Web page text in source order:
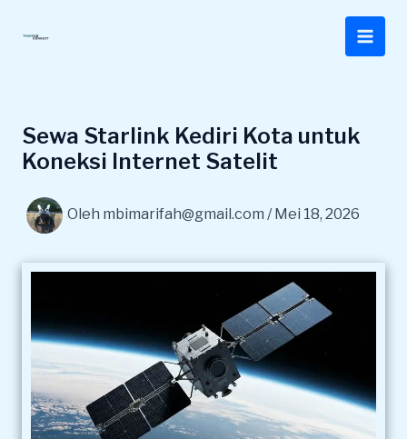
Sewa Starlink Kediri Kota untuk
Koneksi Internet Satelit
Oleh mbimarifah@gmail.com / Mei 18, 2026